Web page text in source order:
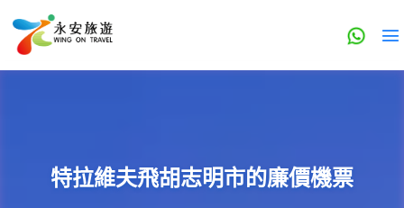
特拉維夫飛胡志明市的廉價機票